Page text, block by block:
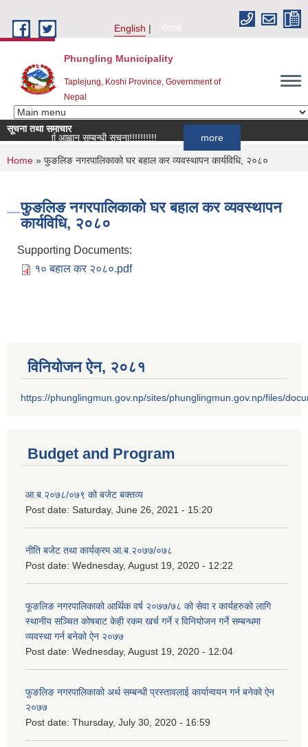
English
नेपाली
Phungling Municipality
Taplejung, Koshi Province, Government of
Nepal
सूचना तथा समाचार
दर्ता आह्वान सम्बन्धी सूचना!!!!!!!!!!
You are here
Home » फुङलिङ नगरपालिकाको घर बहाल कर व्यवस्थापन कार्यविधि, २०८०
फुङलिङ नगरपालिकाको घर बहाल कर व्यवस्थापन
कार्यविधि, २०८०
Supporting Documents:
१० बहाल कर २०८०.pdf
विनियोजन ऐन‚ २०८१
https://phunglingmun.gov.np/sites/phunglingmun.gov.np/files/
Budget and Program
आ.ब.२०७८/०७९ को बजेट बक्तव्य
Post date: Saturday, June 26, 2021 - 15:20
नीति बजेट तथा कार्यक्रम आ.ब.२०७७/०७८
Post date: Wednesday, August 19, 2020 - 12:22
फूङलिङ नगरपालिकाको आर्थिक वर्ष २०७७/७८ को सेवा र कार्यहरुको लागि
स्थानीय सञ्चित कोषबाट केही रकम खर्च गर्ने र विनियोजन गर्ने सम्बन्धमा
व्यवस्था गर्न बनेको ऐन २०७७
Post date: Wednesday, August 19, 2020 - 12:04
फुङलिङ नगरपालिकाको अर्थ सम्बन्धी प्रस्तावलाई कार्यान्वयन गर्न बनेको ऐन
२०७७
Post date: Thursday, July 30, 2020 - 16:59